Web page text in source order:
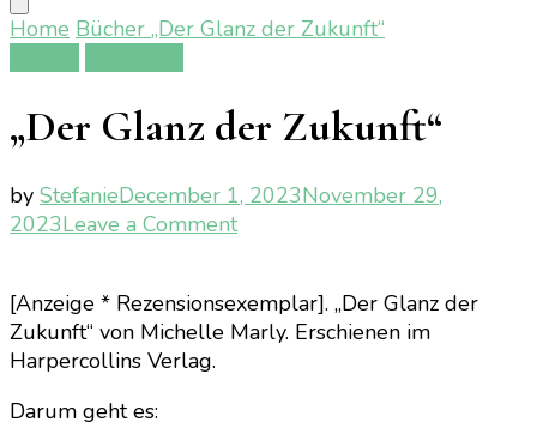
Home Bücher „Der Glanz der Zukunft“
„Der Glanz der Zukunft“
by StefanieDecember 1, 2023November 29,
2023Leave a Commenton
der
Zukunft“
[Anzeige * Rezensionsexemplar]. „Der Glanz der
Zukunft“ von Michelle Marly. Erschienen im
Harpercollins Verlag.
Darum geht es: